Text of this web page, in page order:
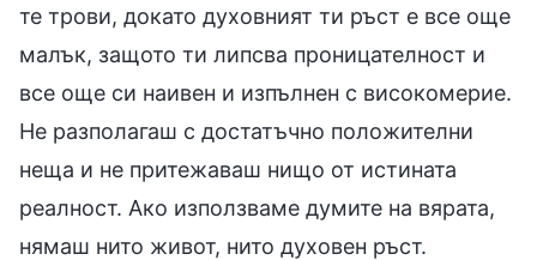
те трови, докато духовният ти ръст е все още
малък, защото ти липсва проницателност и
все още си наивен и изпълнен с високомерие.
Не разполагаш с достатъчно положителни
неща и не притежаваш нищо от истината
реалност. Ако използваме думите на вярата,
нямаш нито живот, нито духовен ръст.